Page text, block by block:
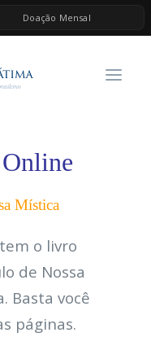
Doação Mensal
Mística
o livro
de Nossa
Basta você
páginas.